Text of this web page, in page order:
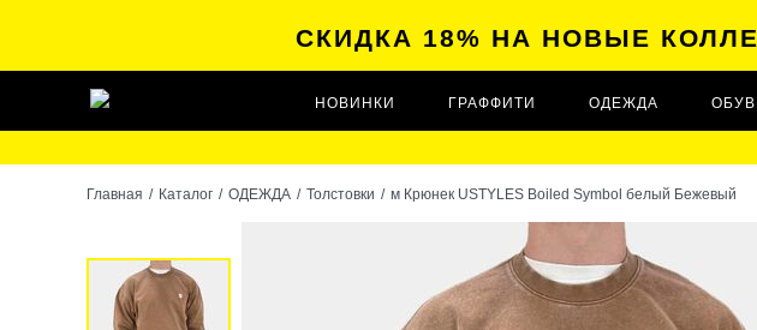
СКИДКА 18% НА НОВЫЕ
НОВИНКИ ГРАФФИТИ ОДЕЖДА
Главная / Каталог / ОДЕЖДА / Толстовки / м Крюнек USTYLES Boiled Symbol белый Бежевый